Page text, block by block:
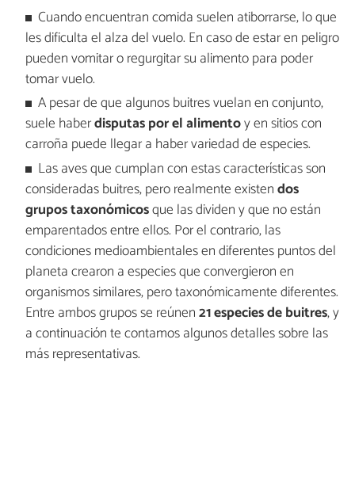
Cuando encuentran comida suelen atiborrarse, lo que
les dificulta el alza del vuelo. En caso de estar en peligro
pueden vomitar o regurgitar su alimento para poder
tomar vuelo.
A pesar de que algunos buitres vuelan en conjunto,
suele haberdisputas por el alimentoy en sitios con
carroña puede llegar a haber variedad de especies.
Las aves que cumplan con estas características son
consideradas buitres, pero realmente existendos
grupos taxonómicosque las dividen y que no están
emparentados entre ellos. Por el contrario, las
condiciones medioambientales en diferentes puntos del
planeta crearon a especies que convergieron en
organismos similares, pero taxonómicamente diferentes.
Entre ambos grupos se reúnen21 especies de buitres, y
a continuación te contamos algunos detalles sobre las
más representativas.